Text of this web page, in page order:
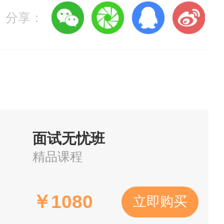
亩，总建筑面积13万平方
区域医疗中心——中国中医
、敢做“排头兵”，奋力开创
现向社会招聘相关专业技术
分享：
面试无忧班
精品课程
￥1080 立即购买